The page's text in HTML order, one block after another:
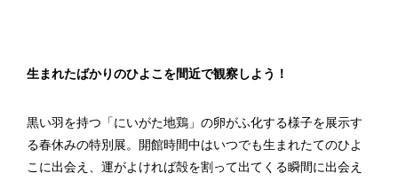
生まれたばかりのひよこを間近で観察しよう！
黒い羽を持つ「にいがた地鶏」の卵がふ化する様子を展示す
る春休みの特別展。開館時間中はいつでも生まれたてのひよ
こに出会え、運がよければ殻を割って出てくる瞬間に出会え